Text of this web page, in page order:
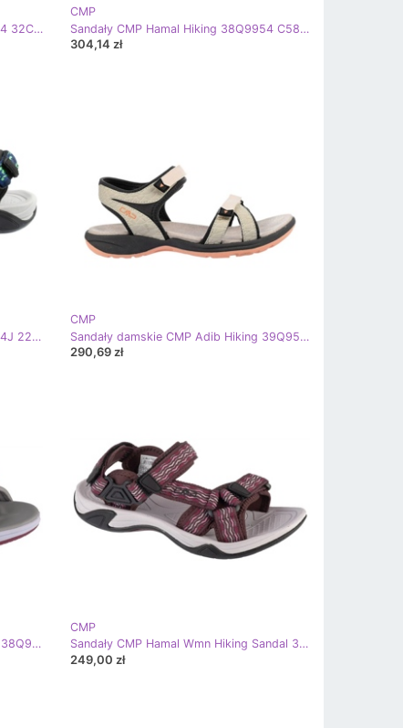
Sandały CMP Hamal Hiking 38Q9954 32CG różowe
CMP
Sandały CMP Hamal Hiking 38Q9954 C588 różowe
304,14 zł
Sandały CMP Hamal Hiking 38Q9954J 22NL zielone
CMP
Sandały damskie CMP Adib Hiking 39Q953604QT beżowy
290,69 zł
Sandały CMP Almaak Hiking Sandal 38Q9946-H916 czerwone
CMP
Sandały CMP Hamal Wmn Hiking Sandal 38Q9956-C904 czerwone
249,00 zł